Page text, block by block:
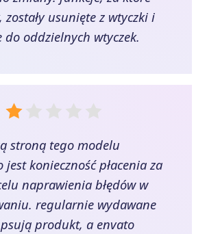
zostały usunięte z wtyczki i
do oddzielnych wtyczek.
stroną tego modelu
jest konieczność płacenia za
naprawienia błędów w
regularnie wydawane
produkt, a envato